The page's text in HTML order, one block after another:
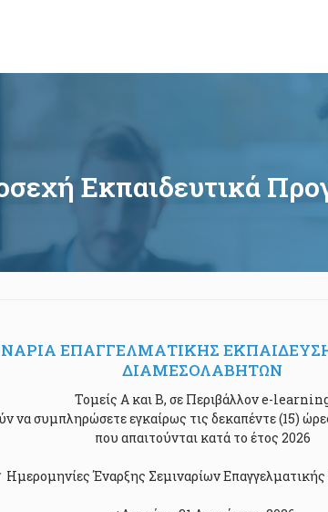
Εκπαιδευτικά
ΕΠΑΓΓΕΛΜΑΤΙΚΗΣ
ΔΙΑΜΕΣΟΛΑΒΗΤΩΝ
Τομείς Α και Β, σε Περιβάλλον e-
να συμπληρώσετε εγκαίρως τις δεκαπέντε (15)
που απαιτούνται κατά το έτος 2026
Ημερομηνίες Έναρξης Σεμιναρίων Επαγγελματικής